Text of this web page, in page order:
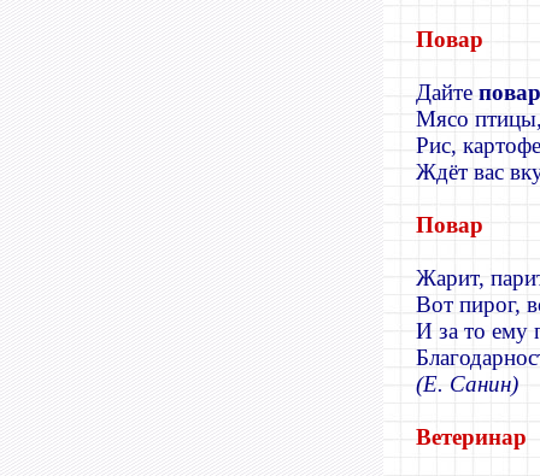
Повар
Дайте
Мясо
Рис,
Ждёт вас
Повар
Жарит,
Вот пирог,
И за то ему
(Е. Санин)
Ветеринар